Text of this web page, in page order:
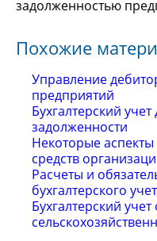
задолженностью
Похожие
Управление
предприятий
Бухгалтерский
задолженности
Некоторые
средств
Расчеты и
бухгалтерского
Бухгалтерский